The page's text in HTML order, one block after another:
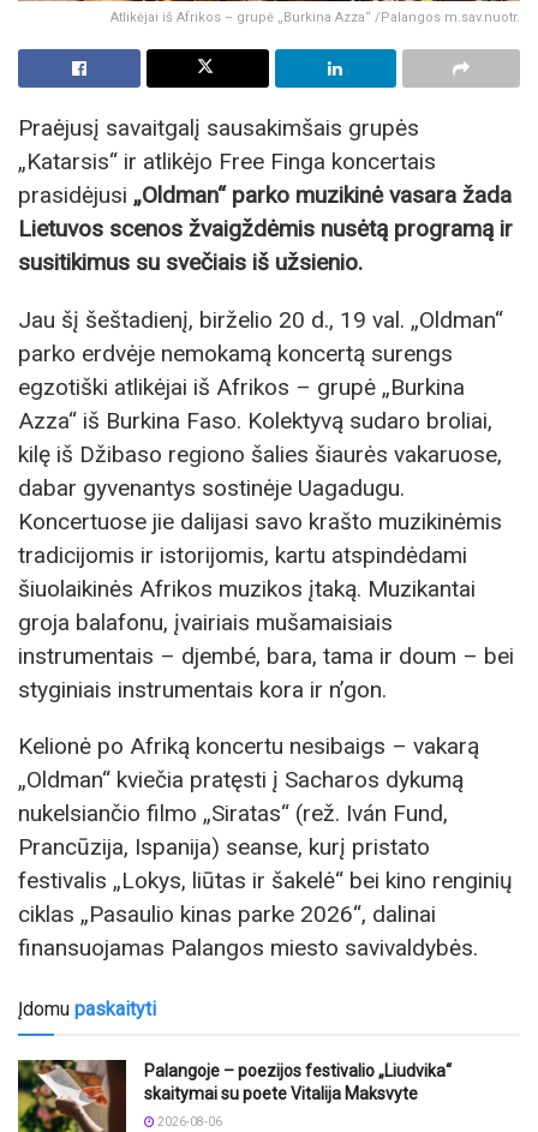
Atlikėjai iš Afrikos – grupė „Burkina Azza“ /Palangos m.sav.nuotr.
Praėjusį savaitgalį sausakimšais grupės
„Katarsis“ ir atlikėjo Free Finga koncertais
prasidėjusi „Oldman“ parko muzikinė vasara žada
Lietuvos scenos žvaigždėmis nusėtą programą ir
susitikimus su svečiais iš užsienio.
Jau šį šeštadienį, birželio 20 d., 19 val. „Oldman“
parko erdvėje nemokamą koncertą surengs
egzotiški atlikėjai iš Afrikos – grupė „Burkina
Azza“ iš Burkina Faso. Kolektyvą sudaro broliai,
kilę iš Džibaso regiono šalies šiaurės vakaruose,
dabar gyvenantys sostinėje Uagadugu.
Koncertuose jie dalijasi savo krašto muzikinėmis
tradicijomis ir istorijomis, kartu atspindėdami
šiuolaikinės Afrikos muzikos įtaką. Muzikantai
groja balafonu, įvairiais mušamaisiais
instrumentais – djembé, bara, tama ir doum – bei
styginiais instrumentais kora ir n’gon.
Kelionė po Afriką koncertu nesibaigs – vakarą
„Oldman“ kviečia pratęsti į Sacharos dykumą
nukelsiančio filmo „Siratas“ (rež. Iván Fund,
Prancūzija, Ispanija) seanse, kurį pristato
festivalis „Lokys, liūtas ir šakelė“ bei kino renginių
ciklas „Pasaulio kinas parke 2026“, dalinai
finansuojamas Palangos miesto savivaldybės.
Įdomu paskaityti
Palangoje – poezijos festivalio „Liudvika“
skaitymai su poete Vitalija Maksvyte
2026-08-06